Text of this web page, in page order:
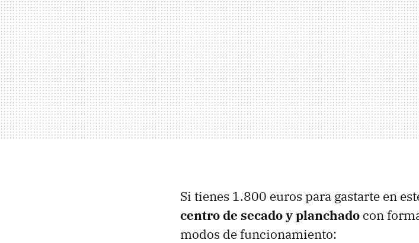
Si tienes 1.800 euros para gastarte en
centro de secado y planchado con
modos de funcionamiento: